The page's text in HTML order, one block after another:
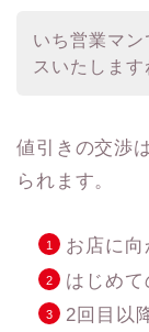
いち営業マ
スいたします
値引きの交渉
られます。
お店に
はじめて
2回目以